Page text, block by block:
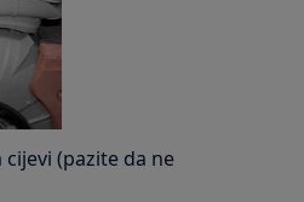
(pazite da ne